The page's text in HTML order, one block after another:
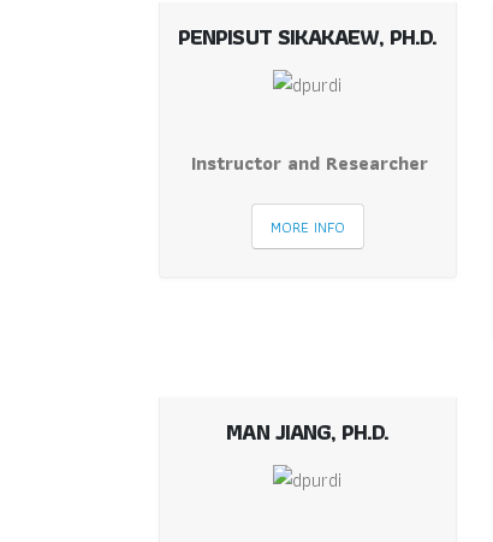
PENPISUT SIKAKAEW, PH.D.
Instructor and Researcher
MORE INFO
MAN JIANG, PH.D.